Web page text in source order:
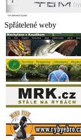
Spřátelené weby